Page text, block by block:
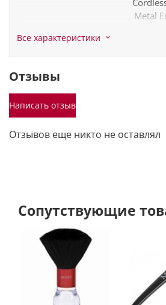
Metal
Цвет
Все характеристики
Отзывы
Написать отзыв
Отзывов еще никто не оставлял
Сопутствующие